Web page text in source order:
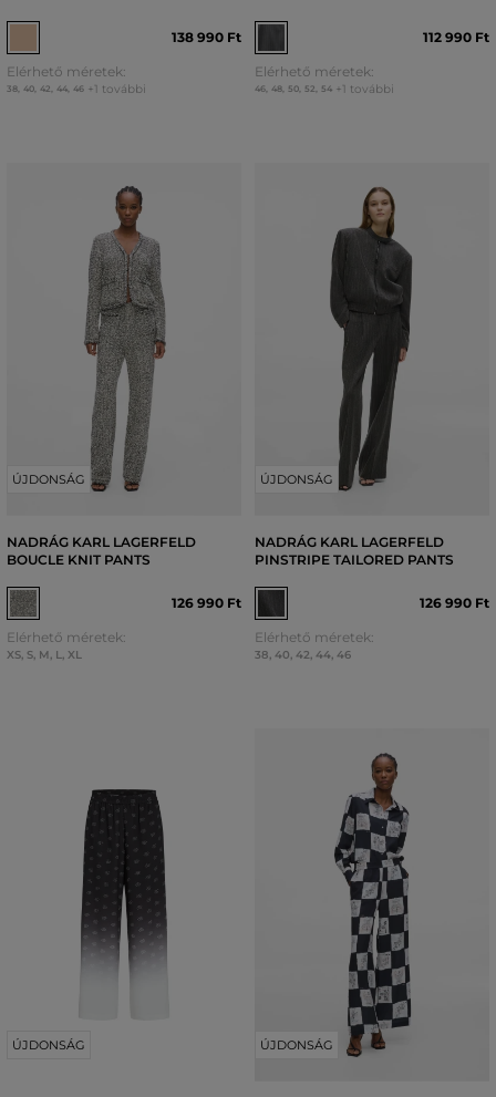
138 990 Ft
Elérhető méretek:
38, 40, 42, 44, 46 +1 további
112 990 Ft
Elérhető méretek:
46, 48, 50, 52, 54 +1 további
ÚJDONSÁG
NADRÁG KARL LAGERFELD
BOUCLE KNIT PANTS
126 990 Ft
Elérhető méretek:
XS, S, M, L, XL
ÚJDONSÁG
NADRÁG KARL LAGERFELD
PINSTRIPE TAILORED PANTS
126 990 Ft
Elérhető méretek:
38, 40, 42, 44, 46
ÚJDONSÁG ÚJDONSÁG